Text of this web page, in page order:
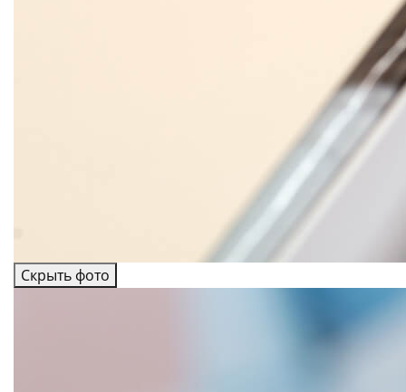
Скрыть фото